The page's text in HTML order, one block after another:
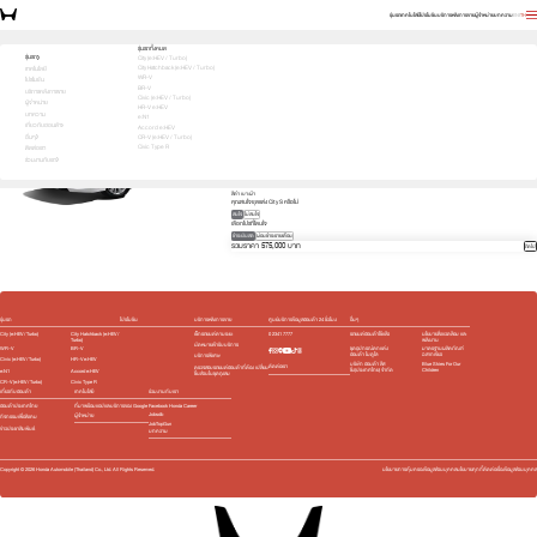
รุ่นรถเทคโนโลยีโปรโมชันบริการหลังการขายผู้จำหน่ายบทความENTH
รุ่นรถ
เทคโนโลยี
โปรโมชัน
บริการหลังการขาย
ผู้จำหน่าย
บทความ
เกี่ยวกับฮอนด้า
อื่นๆ
ติดต่อเรา
ร่วมงานกับเรา
รุ่นรถทั้งหมด
City (e:HEV / Turbo)
City Hatchback (e:HEV / Turbo)
WR-V
BR-V
Civic (e:HEV / Turbo)
HR-V e:HEV
e:N1
Accord e:HEV
CR-V (e:HEV / Turbo)
Civic Type R
บอกสิ่งที่สนใจ เพื่อรับโปรตรงใจคุณ
3
สีดำ เบาะผ้า
คุณสนใจชุดแต่ง City S หรือไม่
สนใจ ไม่สนใจ
เลือกโปรที่โดนใจ
ชำระเงินสด ผ่อนชำระรายเดือน
รวมราคา 575,000 บาท ถัดไป
รุ่นรถ
City (e:HEV / Turbo)
City Hatchback (e:HEV /
Turbo)
WR-V
BR-V
Civic (e:HEV / Turbo)
HR-V e:HEV
e:N1
Accord e:HEV
CR-V (e:HEV / Turbo)
Civic Type R
โปรโมชัน
บริการหลังการขาย
เช็กรถยนต์ตามระยะ
นัดหมายเข้ารับบริการ
บริการพิเศษ
ตรวจสอบรถยนต์ฮอนด้าที่ต้อง เปลี่ยน
ชิ้นส่วนในชุดถุงลม
ศูนย์บริการข้อมูลฮอนด้า 24 ชั่วโมง
0 2341 7777
ติดต่อเรา
อื่นๆ
รถยนต์ฮอนด้าใช้แล้ว
นโยบายสิ่งแวดล้อม และ
พลังงาน
ชุดอุปกรณ์ตกแต่ง​
ฮอนด้า โมดูโล
มาตรฐานผลิตภัณฑ์
ฉลากเขียว
บริษัท ฮอนด้า ลีส
ซิ่ง(ประเทศไทย) จำกัด
Blue Skies For Our
Children
เกี่ยวกับฮอนด้า
ฮอนด้าประเทศไทย
กิจกรรมเพื่อสังคม
ข่าวประชาสัมพันธ์
เทคโนโลยี
ที่มาพร้อมแอปและบริการของ Google
ผู้จำหน่าย
ร่วมงานกับเรา
Facebook Honda Career
Jobsdb
JobTopGun
บทความ
Copyright ©2026Honda Automobile (Thailand) Co., Ltd. All Rights Reserved. นโยบายการคุ้มครองข้อมูลส่วนบุคคลนโยบายคุกกี้ติดต่อเรื่องข้อมูลส่วนบุคคล